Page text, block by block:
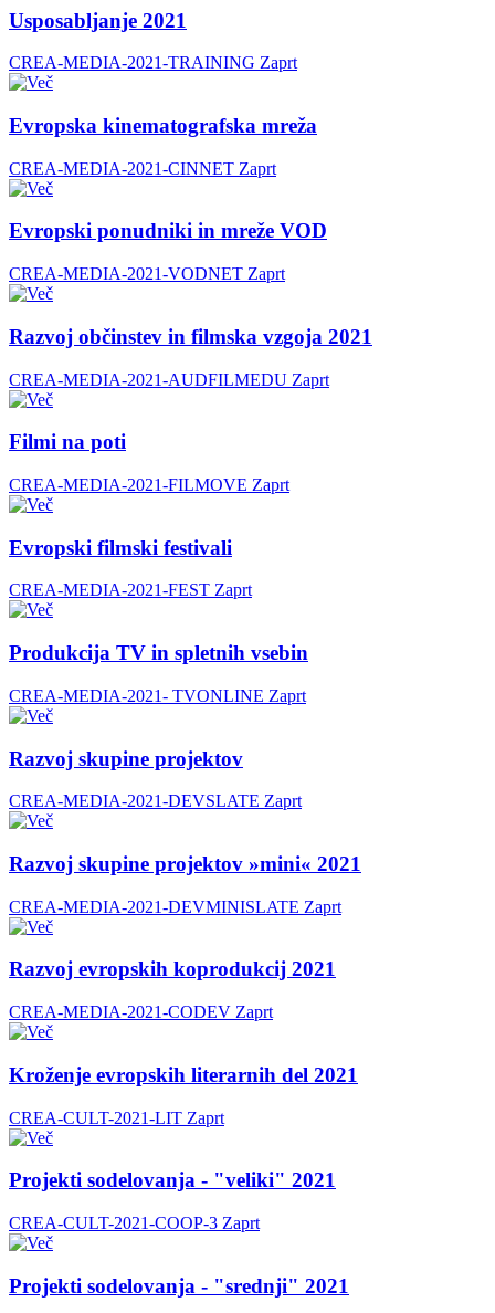
Usposabljanje 2021
CREA-MEDIA-2021-TRAINING Zaprt
Evropska kinematografska mreža
CREA-MEDIA-2021-CINNET Zaprt
Evropski ponudniki in mreže VOD
CREA-MEDIA-2021-VODNET Zaprt
Razvoj občinstev in filmska vzgoja 2021
CREA-MEDIA-2021-AUDFILMEDU Zaprt
Filmi na poti
CREA-MEDIA-2021-FILMOVE Zaprt
Evropski filmski festivali
CREA-MEDIA-2021-FEST Zaprt
Produkcija TV in spletnih vsebin
CREA-MEDIA-2021- TVONLINE Zaprt
Razvoj skupine projektov
CREA-MEDIA-2021-DEVSLATE Zaprt
Razvoj skupine projektov »mini« 2021
CREA-MEDIA-2021-DEVMINISLATE Zaprt
Razvoj evropskih koprodukcij 2021
CREA-MEDIA-2021-CODEV Zaprt
Kroženje evropskih literarnih del 2021
CREA-CULT-2021-LIT Zaprt
Projekti sodelovanja - "veliki" 2021
CREA-CULT-2021-COOP-3 Zaprt
Projekti sodelovanja - "srednji" 2021